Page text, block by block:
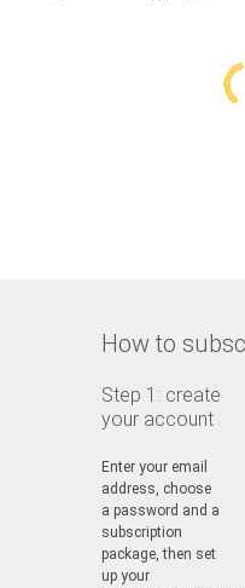
How to
Step 1: create
your account
Enter your email
address, choose
a password and a
subscription
package, then set
up your